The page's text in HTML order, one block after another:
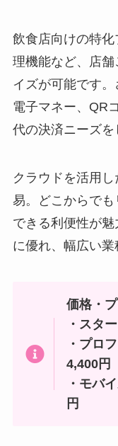
飲食店向けの特
理機能など、店
イズが可能です
電子マネー、QR
代の決済ニーズを
クラウドを活用
易。どこからで
できる利便性が
に優れ、幅広い業
価格・
・スタ
・プロ
4,400円
・モバ
円